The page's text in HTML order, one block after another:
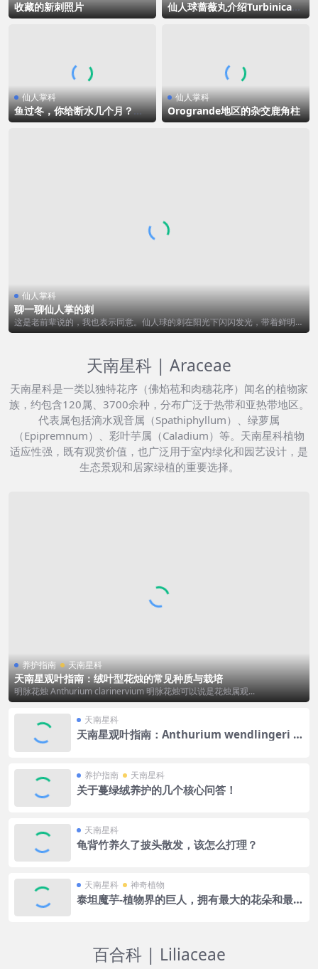
仙人掌科
聊一聊仙人掌的刺
这是老前辈说的，我也表示同意。仙人球的刺在阳光下闪闪发光，带着鲜明的
色彩，但也会...
收藏的新刺照片
仙人球蔷薇丸介绍Turbinicarp
us valdezianus
仙人掌科
鱼过冬，你给断水几个月？他
竟然断水7个月，简直不可思议
仙人掌科
Orogrande地区的杂交鹿角柱
天南星科 | Araceae
天南星科是一类以独特花序（佛焰苞和肉穗花序）闻名的植物家
族，约包含120属、3700余种，分布广泛于热带和亚热带地区。
代表属包括滴水观音属（Spathiphyllum）、绿萝属
（Epipremnum）、彩叶芋属（Caladium）等。天南星科植物
适应性强，既有观赏价值，也广泛用于室内绿化和园艺设计，是
生态景观和居家绿植的重要选择。
养护指南 天南星科
天南星观叶指南：绒叶型花烛的常见种质与栽培
明脉花烛 Anthurium clarinervium 明脉花烛可以说是花烛属观...
天南星科
天南星观叶指南：Anthurium wendlingeri 垂
养护指南 天南星科
关于蔓绿绒养护的几个核心问答！
天南星科
龟背竹养久了披头散发，该怎么打理？
天南星科 神奇植物
泰坦魔芋-植物界的巨人，拥有最大的花朵和最臭
百合科 | Liliaceae